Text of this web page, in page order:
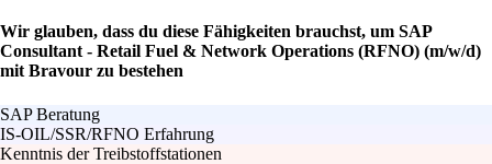
Wir glauben, dass du diese Fähigkeiten brauchst, um SAP
Consultant - Retail Fuel & Network Operations (RFNO) (m/w/d)
mit Bravour zu bestehen
SAP Beratung
IS-OIL/SSR/RFNO Erfahrung
Kenntnis der Treibstoffstationen